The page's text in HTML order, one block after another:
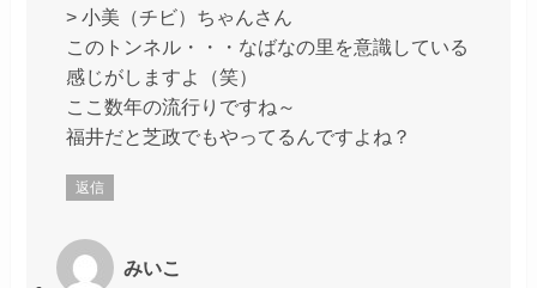
> 小美（チビ）ちゃんさん
このトンネル・・・なばなの里を意識している
感じがしますよ（笑）
ここ数年の流行りですね～
福井だと芝政でもやってるんですよね？
返信
みいこ